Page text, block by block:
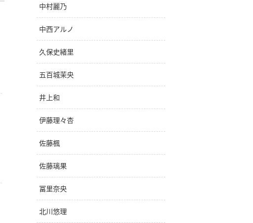
中村麗乃
中西アルノ
久保史緒里
五百城茉央
井上和
伊藤理々杏
佐藤楓
佐藤璃果
冨里奈央
北川悠理